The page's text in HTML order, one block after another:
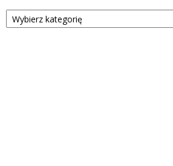
Kategorie